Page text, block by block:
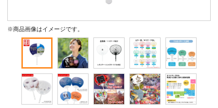
※商品画像はイメージです。